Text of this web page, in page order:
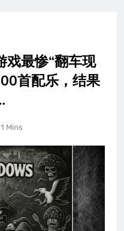
戏最惨“翻车现
首配乐，结果
1 Mins